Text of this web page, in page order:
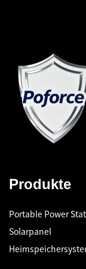
Produkte
Portable Power
Solarpanel